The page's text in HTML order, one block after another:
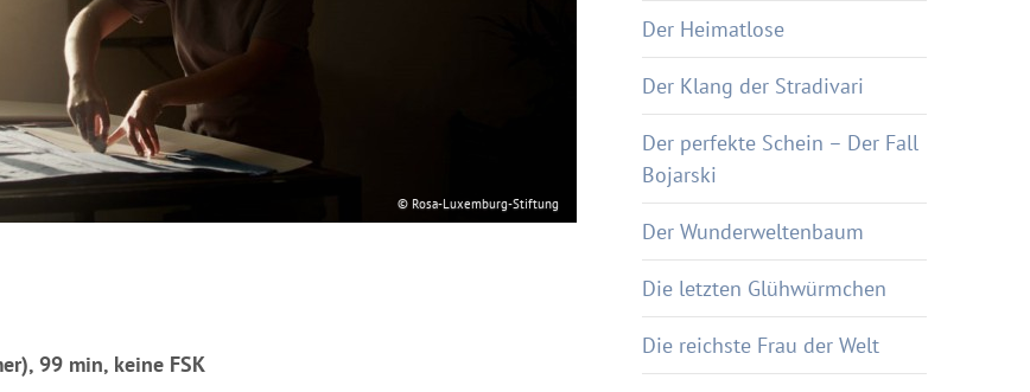
© Rosa-Luxemburg-Stiftung
99 min, keine FSK
Der Heimatlose
Der Klang der Stradivari
Der perfekte Schein – Der Fall
Bojarski
Der Wunderweltenbaum
Die letzten Glühwürmchen
Die reichste Frau der Welt